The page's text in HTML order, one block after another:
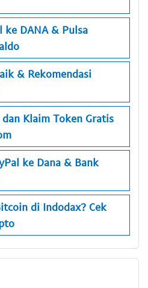
ke DANA & Pulsa
& Rekomendasi
Klaim Token Gratis
ke Dana & Bank
di Indodax? Cek